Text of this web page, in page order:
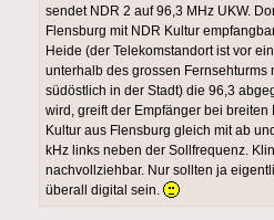
sendet NDR 2 auf 96,3 MHz UKW.
Flensburg mit NDR Kultur
Heide (der Telekomstandort ist vor
unterhalb des grossen
südöstlich in der Stadt) die 96,3
wird, greift der Empfänger bei breiten
Kultur aus Flensburg gleich mit ab
kHz links neben der Sollfrequenz.
nachvollziehbar. Nur sollten ja
überall digital sein.